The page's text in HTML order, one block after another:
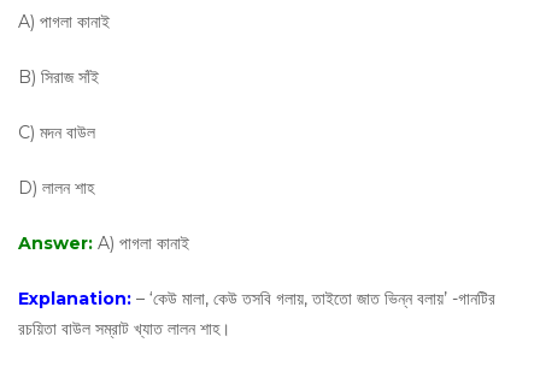
A) পাগলা কানাই
B) সিরাজ সাঁই
C) মদন বাউল
D) লালন শাহ
Answer: A) পাগলা কানাই
Explanation: – ‘কেউ মালা, কেউ তসবি গলায়, তাইতো জাত ভিন্ন বলায়’ -গানটির
রচয়িতা বাউল সম্রাট খ্যাত লালন শাহ।